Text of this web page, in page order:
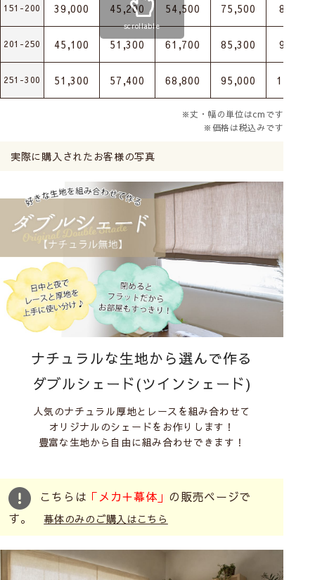
151-200 39,000 45,200 54,500 75,500 88,600
201-250 45,100 51,300 61,700 85,300 99,300
251-300 51,300 57,400 68,800 95,000
scrollable
※丈・幅の単位はcmです
※価格は税込みです
実際に購入されたお客様の写真
ナチュラルな生地から選んで作る
ダブルシェード(ツインシェード)
人気のナチュラル厚地とレースを組み合わせて
オリジナルのシェードをお作りします！
豊富な生地から自由に組み合わせできます！
こちらは 「メカ＋幕体」 の販売ページで
す。幕体のみのご購入はこちら